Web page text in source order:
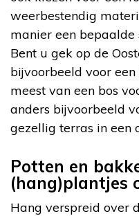
weerbestendig
manier een bepaalde
Bent u gek op de
bijvoorbeeld voor
meest van een bos
anders bijvoorbeeld
gezellig terras in een
Potten en
(hang)plantjes
Hang verspreid over